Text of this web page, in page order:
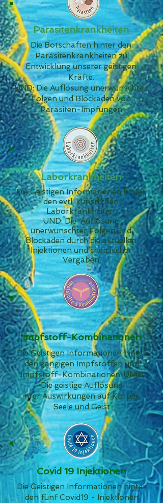
Parasitenkrankheiten
Die Botschaften hinter den
Parasitenkrankheiten zu
Entwicklung unserer geistigen
Kräfte.
UND: Die Auflösung unerwünschter
Folgen und Blockaden von
Parasiten-Impfungen
Laborkrankheiten
Die Geistigen Informationen hinter
den evtl. künstlichen
Laborkrankheiten.
UND: Die Auflösung
unerwünschter Folgen und
Blockaden durch die aktuellen
Injektionen und chemischer
Vergaben
Impfstoff-Kombinationen
Die Geistigen Informationen hinter
den gängigen Impfstoffen und
Impfstoff-Kombinationen. UND:
Die geistige Auflösung
ihrer Auswirkungen auf Körper,
Seele und Geist
Covid 19 Injektionen
Die Geistigen Informationen hinter
den fünf Covid19 - Injektionen